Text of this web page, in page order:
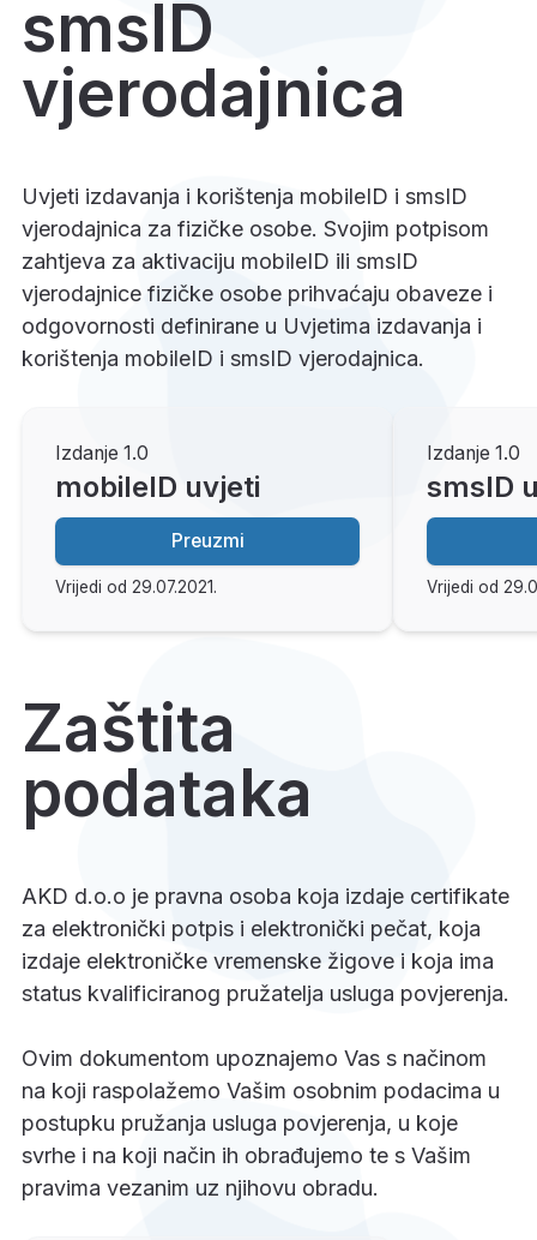
smsID
vjerodajnica
Uvjeti izdavanja i korištenja mobileID i smsID
vjerodajnica za fizičke osobe. Svojim potpisom
zahtjeva za aktivaciju mobileID ili smsID
vjerodajnice fizičke osobe prihvaćaju obaveze i
odgovornosti definirane u Uvjetima izdavanja i
korištenja mobileID i smsID vjerodajnica.
Izdanje 1.0
mobileID uvjeti
Preuzmi
Vrijedi od 29.07.2021.
Izdanje 1.0
smsID
Vrijedi od
Zaštita
podataka
AKD d.o.o je pravna osoba koja izdaje certifikate
za elektronički potpis i elektronički pečat, koja
izdaje elektroničke vremenske žigove i koja ima
status kvalificiranog pružatelja usluga povjerenja.
Ovim dokumentom upoznajemo Vas s načinom
na koji raspolažemo Vašim osobnim podacima u
postupku pružanja usluga povjerenja, u koje
svrhe i na koji način ih obrađujemo te s Vašim
pravima vezanim uz njihovu obradu.